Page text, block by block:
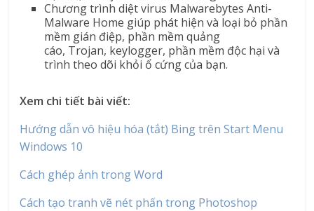
Chương trình diệt virus Malwarebytes Anti-
Malware Home giúp phát hiện và loại bỏ phần
mềm gián điệp, phần mềm quảng
cáo, Trojan, keylogger, phần mềm độc hại và
trình theo dõi khỏi ổ cứng của bạn.
Xem chi tiết bài viết:
Hướng dẫn vô hiệu hóa (tắt) Bing trên Start Menu
Windows 10
Cách ghép ảnh trong Word
Cách tạo tranh vẽ nét phấn trong Photoshop